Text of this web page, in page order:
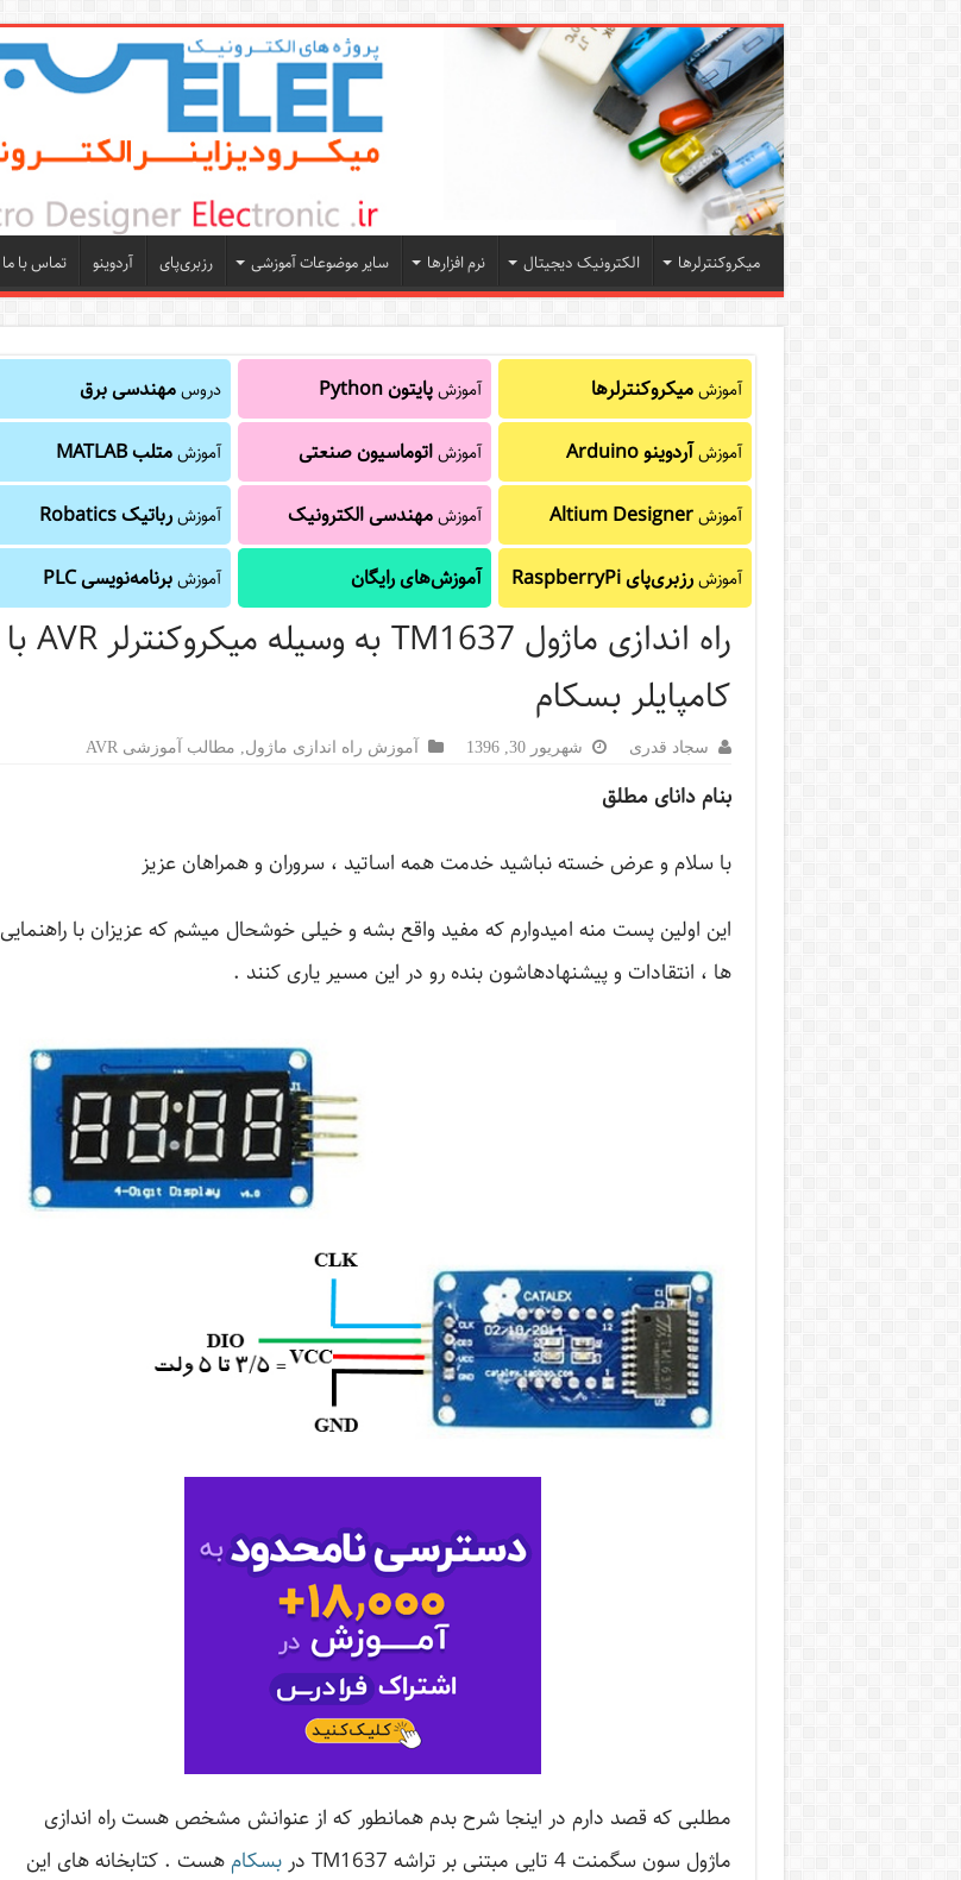
میکروکنترلرها الکترونیک دیجیتال نرم افزارها سایر موضوعات آموزشی رزبری‌پای آردوینو تماس با ما
آموزشمیکروکنترلرها
آموزشآردوینو Arduino
آموزشAltium Designer
آموزشرزبری‌پای RaspberryPi
آموزشپایتون Python
آموزشاتوماسیون صنعتی
آموزشمهندسی الکترونیک
آموزش‌های رایگان
دروسمهندسی برق
آموزشمتلب MATLAB
آموزشرباتیک Robatics
آموزشبرنامه‌نویسی PLC
راه اندازی ماژول TM1637 به وسیله میکروکنترلر AVR با
کامپایلر بسکام
سجاد قدری شهریور 30, 1396 آموزش راه اندازی ماژول مطالب آموزشی AVR
بنام دانای مطلق
با سلام و عرض خسته نباشید خدمت همه اساتید ، سروران و همراهان عزیز
این اولین پست منه امیدوارم که مفید واقع بشه و خیلی خوشحال میشم که عزیزان با راهنمایی
ها ، انتقادات و پیشنهادهاشون بنده رو در این مسیر یاری کنند .
مطلبی که قصد دارم در اینجا شرح بدم همانطور که از عنوانش مشخص هست راه اندازی
ماژول سون سگمنت 4 تایی مبتنی بر تراشه TM1637 در
بسکام هست . کتابخانه های این